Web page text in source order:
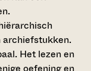
archiefstukken.
Het lezen en
oefening en